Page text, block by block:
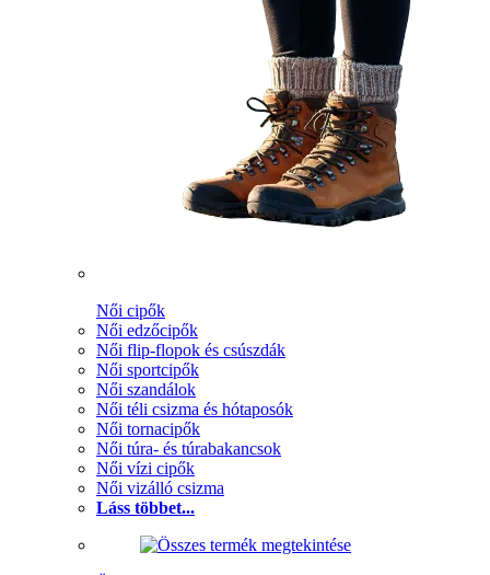
Női cipők
Női edzőcipők
Női flip-flopok és csúszdák
Női sportcipők
Női szandálok
Női téli csizma és hótaposók
Női tornacipők
Női túra- és túrabakancsok
Női vízi cipők
Női vizálló csizma
Láss többet...